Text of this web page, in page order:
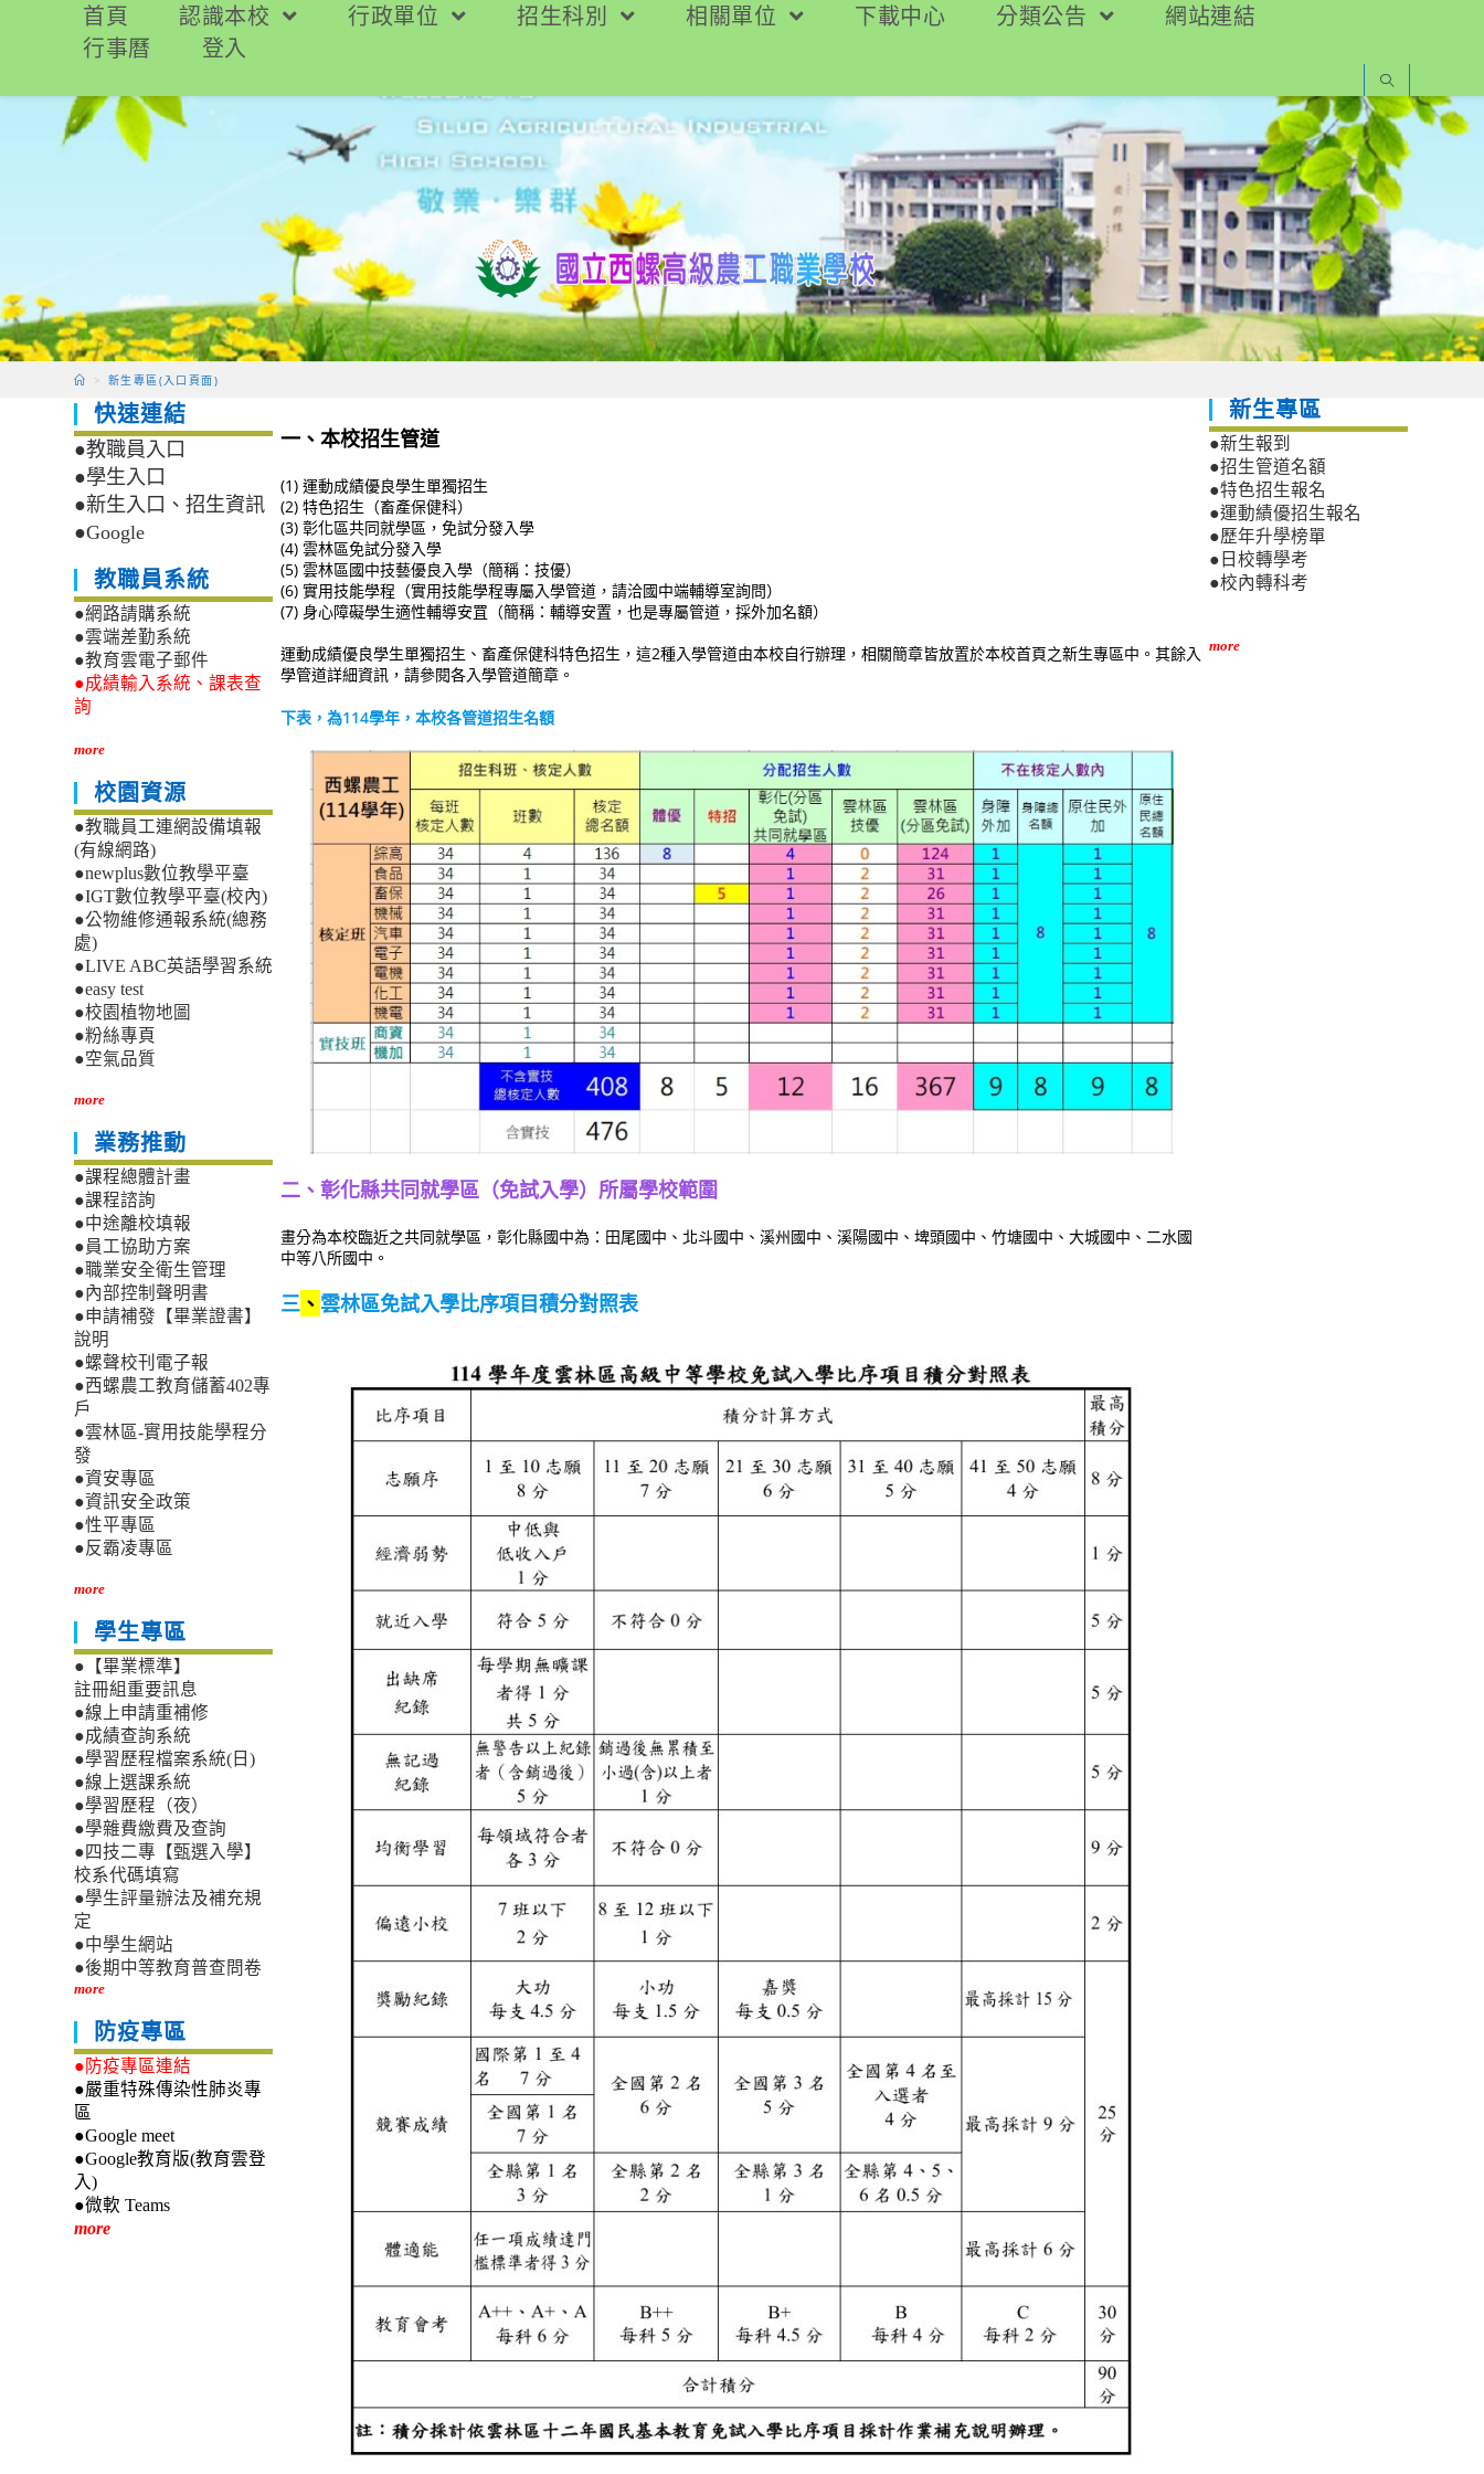
要
首頁 認識本校 行政單位 招生科別 相關單位 下載中心 分類公告
網站連結
行事曆
登入
> 新生專區(入口頁面)
一、本校招生管道
(1) 運動成績優良學生單獨招生
(2) 特色招生（畜產保健科）
(3) 彰化區共同就學區，免試分發入學
(4) 雲林區免試分發入學
(5) 雲林區國中技藝優良入學（簡稱：技優）
(6) 實用技能學程（實用技能學程專屬入學管道，請洽國中端輔導室詢問）
(7) 身心障礙學生適性輔導安罝（簡稱：輔導安置，也是專屬管道，採外加名額）
運動成績優良學生單獨招生、畜產保健科特色招生，這2種入學管道由本校自行辦理，相關簡章皆放置於本校首頁之新生專區中。其餘入
學管道詳細資訊，請參閱各入學管道簡章。
下表，為114學年，本校各管道招生名額
二、彰化縣共同就學區（免試入學）所屬學校範圍
畫分為本校臨近之共同就學區，彰化縣國中為：田尾國中、北斗國中、溪州國中、溪陽國中、埤頭國中、竹塘國中、大城國中、二水國
中等八所國中。
三、 雲林區免試入學比序項目積分對照表
快速連結
●教職員入口
●學生入口
●新生入口、招生資訊
●Google
教職員系統
●網路請購系統
●雲端差勤系統
●教育雲電子郵件
●成績輸入系統、課表查
詢
more
校園資源
●教職員工連網設備填報
(有線網路)
●newplus數位教學平臺
●IGT數位教學平臺(校內)
●公物維修通報系統(總務
處)
●LIVE ABC英語學習系統
●easy test
●校園植物地圖
●粉絲專頁
●空氣品質
more
業務推動
●課程總體計畫
●課程諮詢
●中途離校填報
●員工協助方案
●職業安全衛生管理
●內部控制聲明書
●申請補發【畢業證書】
說明
●螺聲校刊電子報
●西螺農工教育儲蓄402專
戶
●雲林區-實用技能學程分
發
●資安專區
●資訊安全政策
●性平專區
●反霸凌專區
more
學生專區
●【畢業標準】
註冊組重要訊息
●線上申請重補修
●成績查詢系統
●學習歷程檔案系統(日)
●線上選課系統
●學習歷程（夜）
●學雜費繳費及查詢
●四技二專【甄選入學】
校系代碼填寫
●學生評量辦法及補充規
定
●中學生網站
●後期中等教育普查問卷
more
防疫專區
●防疫專區連結
●嚴重特殊傳染性肺炎專
區
●Google meet
●Google教育版(教育雲登
入)
●微軟 Teams
more
新生專區
●新生報到
●招生管道名額
●特色招生報名
●運動績優招生報名
●歷年升學榜單
●日校轉學考
●校內轉科考
more